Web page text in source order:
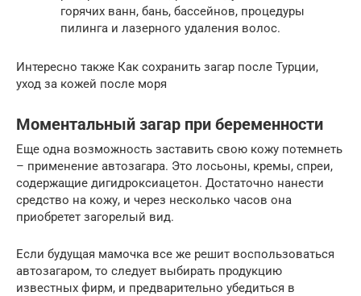
горячих ванн, бань, бассейнов, процедуры
пилинга и лазерного удаления волос.
Интересно также Как сохранить загар после Турции,
уход за кожей после моря
Моментальный загар при беременности
Еще одна возможность заставить свою кожу потемнеть
– применение автозагара. Это лосьоны, кремы, спреи,
содержащие дигидроксиацетон. Достаточно нанести
средство на кожу, и через несколько часов она
приобретет загорелый вид.
Если будущая мамочка все же решит воспользоваться
автозагаром, то следует выбирать продукцию
известных фирм, и предварительно убедиться в